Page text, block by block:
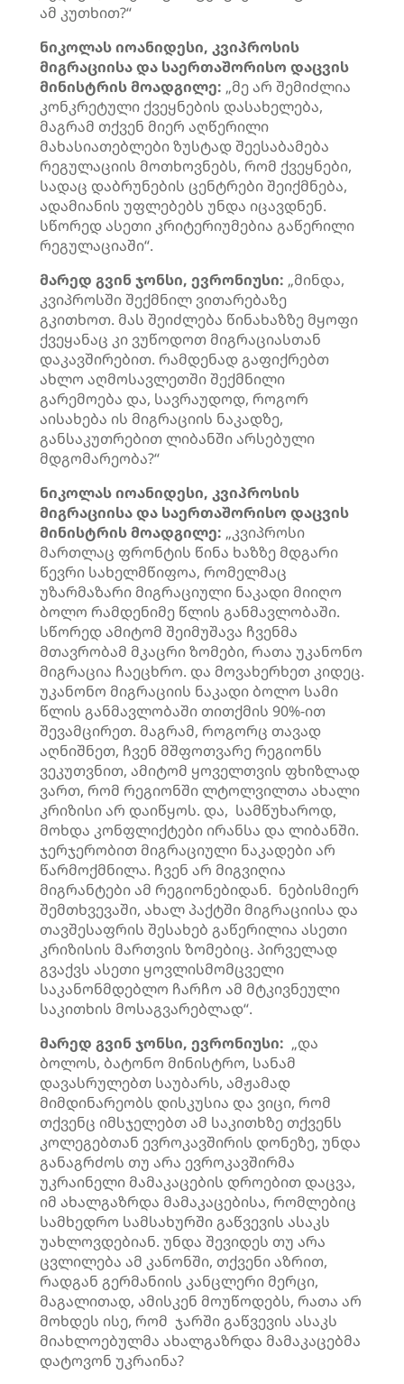
ამ კუთხით?“
ნიკოლას იოანიდესი, კვიპროსის
მიგრაციისა და საერთაშორისო დაცვის
მინისტრის მოადგილე: „მე არ შემიძლია
კონკრეტული ქვეყნების დასახელება,
მაგრამ თქვენ მიერ აღწერილი
მახასიათებლები ზუსტად შეესაბამება
რეგულაციის მოთხოვნებს, რომ ქვეყნები,
სადაც დაბრუნების ცენტრები შეიქმნება,
ადამიანის უფლებებს უნდა იცავდნენ.
სწორედ ასეთი კრიტერიუმებია გაწერილი
რეგულაციაში“.
მარედ გვინ ჯონსი, ევრონიუსი: „მინდა,
კვიპროსში შექმნილ ვითარებაზე
გკითხოთ. მას შეიძლება წინახაზზე მყოფი
ქვეყანაც კი ვუწოდოთ მიგრაციასთან
დაკავშირებით. რამდენად გაფიქრებთ
ახლო აღმოსავლეთში შექმნილი
გარემოება და, სავრაუდოდ, როგორ
აისახება ის მიგრაციის ნაკადზე,
განსაკუთრებით ლიბანში არსებული
მდგომარეობა?“
ნიკოლას იოანიდესი, კვიპროსის
მიგრაციისა და საერთაშორისო დაცვის
მინისტრის მოადგილე: „კვიპროსი
მართლაც ფრონტის წინა ხაზზე მდგარი
წევრი სახელმწიფოა, რომელმაც
უზარმაზარი მიგრაციული ნაკადი მიიღო
ბოლო რამდენიმე წლის განმავლობაში.
სწორედ ამიტომ შეიმუშავა ჩვენმა
მთავრობამ მკაცრი ზომები, რათა უკანონო
მიგრაცია ჩაეცხრო. და მოვახერხეთ კიდეც.
უკანონო მიგრაციის ნაკადი ბოლო სამი
წლის განმავლობაში თითქმის 90%-ით
შევამცირეთ. მაგრამ, როგორც თავად
აღნიშნეთ, ჩვენ მშფოთვარე რეგიონს
ვეკუთვნით, ამიტომ ყოველთვის ფხიზლად
ვართ, რომ რეგიონში ლტოლვილთა ახალი
კრიზისი არ დაიწყოს. და, სამწუხაროდ,
მოხდა კონფლიქტები ირანსა და ლიბანში.
ჯერჯერობით მიგრაციული ნაკადები არ
წარმოქმნილა. ჩვენ არ მიგვიღია
მიგრანტები ამ რეგიონებიდან. ნებისმიერ
შემთხვევაში, ახალ პაქტში მიგრაციისა და
თავშესაფრის შესახებ გაწერილია ასეთი
კრიზისის მართვის ზომებიც. პირველად
გვაქვს ასეთი ყოვლისმომცველი
საკანონმდებლო ჩარჩო ამ მტკივნეული
საკითხის მოსაგვარებლად“.
მარედ გვინ ჯონსი, ევრონიუსი: „და
ბოლოს, ბატონო მინისტრო, სანამ
დავასრულებთ საუბარს, ამჟამად
მიმდინარეობს დისკუსია და ვიცი, რომ
თქვენც იმსჯელებთ ამ საკითხზე თქვენს
კოლეგებთან ევროკავშირის დონეზე, უნდა
განაგრძოს თუ არა ევროკავშირმა
უკრაინელი მამაკაცების დროებით დაცვა,
იმ ახალგაზრდა მამაკაცებისა, რომლებიც
სამხედრო სამსახურში გაწვევის ასაკს
უახლოვდებიან. უნდა შევიდეს თუ არა
ცვლილება ამ კანონში, თქვენი აზრით,
რადგან გერმანიის კანცლერი მერცი,
მაგალითად, ამისკენ მოუწოდებს, რათა არ
მოხდეს ისე, რომ ჯარში გაწვევის ასაკს
მიახლოებულმა ახალგაზრდა მამაკაცებმა
დატოვონ უკრაინა?